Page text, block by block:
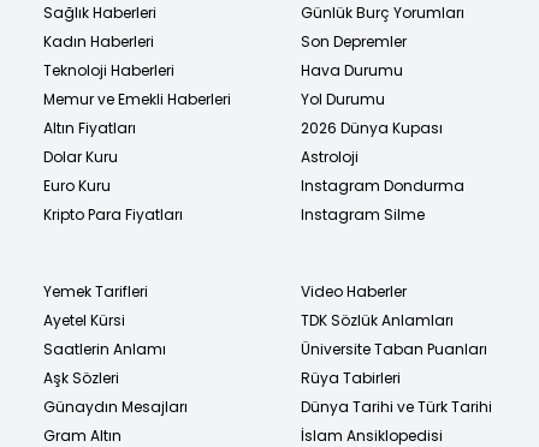
Sağlık Haberleri
Kadın Haberleri
Teknoloji Haberleri
Memur ve Emekli Haberleri
Altın Fiyatları
Dolar Kuru
Euro Kuru
Kripto Para Fiyatları
Günlük Burç Yorumları
Son Depremler
Hava Durumu
Yol Durumu
2026 Dünya Kupası
Astroloji
Instagram Dondurma
Instagram Silme
Yemek Tarifleri
Ayetel Kürsi
Saatlerin Anlamı
Aşk Sözleri
Günaydın Mesajları
Gram Altın
Video Haberler
TDK Sözlük Anlamları
Üniversite Taban Puanları
Rüya Tabirleri
Dünya Tarihi ve Türk Tarihi
İslam Ansiklopedisi